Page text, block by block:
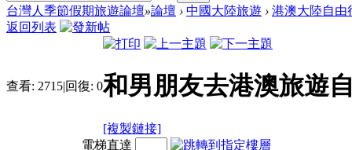
台灣人季節假期旅遊論壇»論壇 › 中國大陸旅遊 › 港澳大陸自由
返回列表
查看: 2715|回復: 0和男朋友去港澳旅遊
[複製鏈接]
電梯直達